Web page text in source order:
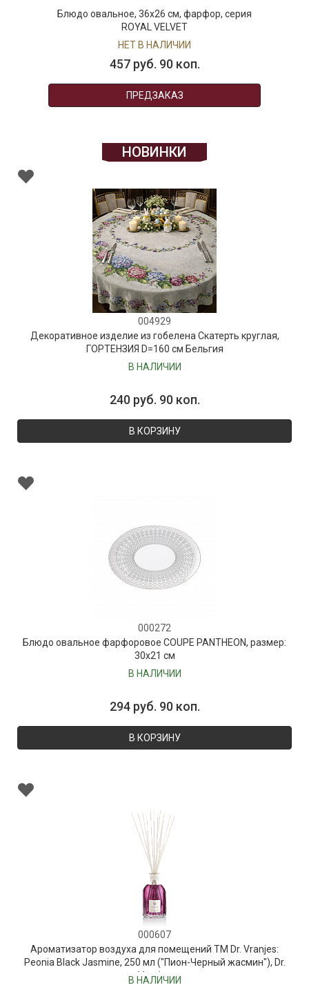
Блюдо овальное, 36х26 см, фарфор, серия
ROYAL VELVET
НЕТ В НАЛИЧИИ
457 руб. 90 коп.
ПРЕДЗАКАЗ
НОВИНКИ
004929
Декоративное изделие из гобелена Скатерть круглая,
ГОРТЕНЗИЯ D=160 см Бельгия
В НАЛИЧИИ
240 руб. 90 коп.
В КОРЗИНУ
000272
Блюдо овальное фарфоровое COUPE PANTHEON, размер:
30х21 см
В НАЛИЧИИ
294 руб. 90 коп.
В КОРЗИНУ
000607
Ароматизатор воздуха для помещений ТМ Dr. Vranjes:
Peonia Black Jasmine, 250 мл ("Пион-Черный жасмин"), Dr.
Vranjes
В НАЛИЧИИ